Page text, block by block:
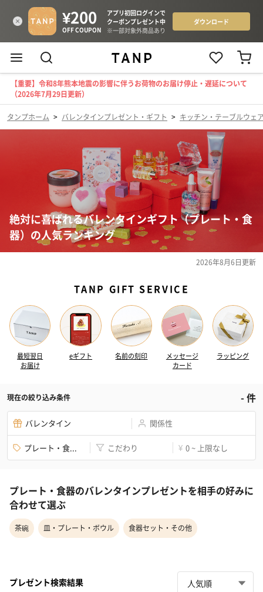
【重要】令和8年熊本地震の影響に伴うお荷物のお届け停止・遅延について
（2026年7月29日更新）
タンプホーム > バレンタインプレゼント・ギフト > キッチン・テーブルウェ
絶対に喜ばれるバレンタインギフト（プレート・食
器）の人気ランキング
2026年8月6日更新
TANP GIFT SERVICE
最短翌日
お届け
eギフト 名前の刻印
メッセージ
カード
ラッピング
現在の絞り込み条件 -件
バレンタイン 関係性
プレート・食... こだわり ¥ 0 ~ 上限なし
プレート・食器のバレンタインプレゼントを相手の好みに
合わせて選ぶ
茶碗 皿・プレート・ボウル 食器セット・その他
プレゼント検索結果